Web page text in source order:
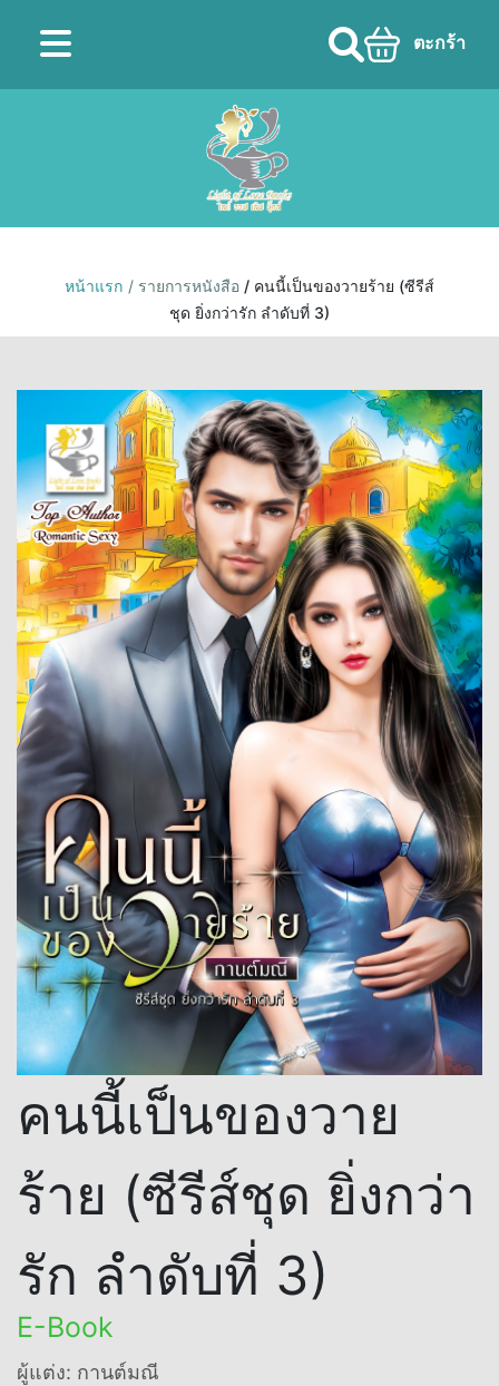
ตะกร้า
หน้าแรก / รายการหนังสือ / คนนี้เป็นของวายร้าย (ซีรีส์
ชุด ยิ่งกว่ารัก ลำดับที่ 3)
คนนี้เป็นของวาย
ร้าย (ซีรีส์ชุด ยิ่งกว่า
รัก ลำดับที่ 3)
E-Book
ผู้แต่ง: กานต์มณี